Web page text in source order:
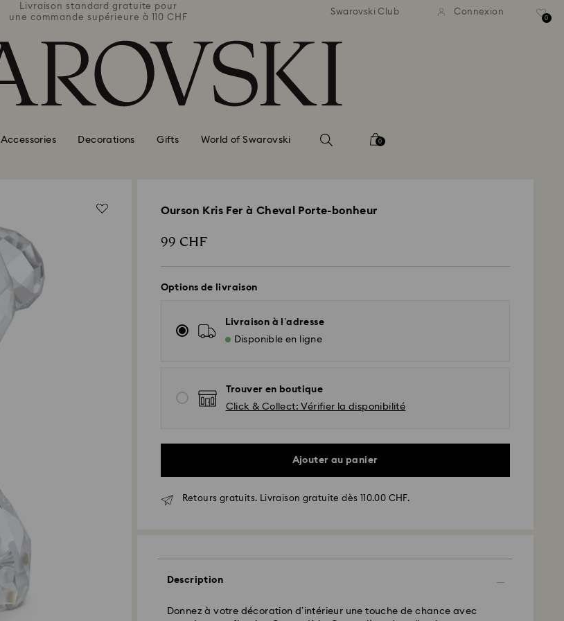
Livraison standard gratuite pour
une commande supérieure à 110 CHF
Livraison standard gratuite pour
une commande supérieure à 110 CHF
Livraison standard
une commande supérieure à
Swarovski Club Connexion
0
Accessories Decorations Gifts World of Swarovski 0
Ourson Kris Fer à Cheval Porte-bonheur
99 CHF
Options de livraison
Livraison à l’adresse
Disponible en ligne
Trouver en boutique
Click & Collect: Vérifier la disponibilité
Ajouter au panier
Retours gratuits. Livraison gratuite dès 110.00 CHF.
Description
Donnez à votre décoration d’intérieur une touche de chance avec
Les commandes passées du lundi au vendredi avant 17:00 HEC
Délai de livraison standard: 2 jours ouvrables après traitement et